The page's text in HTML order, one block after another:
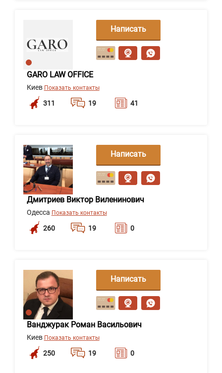
GARO LAW OFFICE
Киев Показать контакты
311 19 41
Написать
сообщение
Дмитриев Виктор Виленинович
Одесса Показать контакты
260 19 0
Написать
сообщение
Ванджурак Роман Васильович
Киев Показать контакты
250 19 0
Написать
сообщение